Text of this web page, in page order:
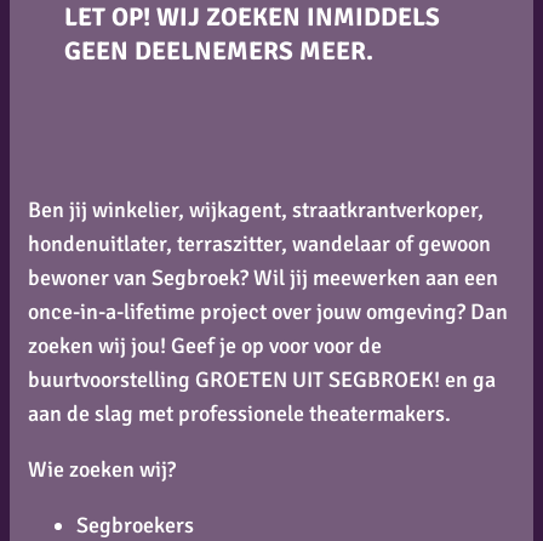
LET OP! WIJ ZOEKEN INMIDDELS
GEEN DEELNEMERS MEER.
Ben jij winkelier, wijkagent, straatkrantverkoper,
hondenuitlater, terraszitter, wandelaar of gewoon
bewoner van Segbroek? Wil jij meewerken aan een
once-in-a-lifetime project over jouw omgeving? Dan
zoeken wij jou! Geef je op voor voor de
buurtvoorstelling GROETEN UIT SEGBROEK! en ga
aan de slag met professionele theatermakers.
Wie zoeken wij?
Segbroekers